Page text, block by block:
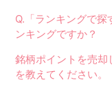
Q.「ランキングで
ンキングですか？
銘柄ポイントを売
を教えてください。